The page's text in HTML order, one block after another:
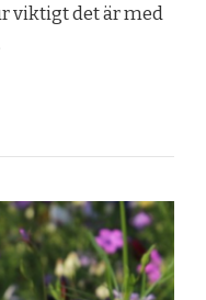
viktigt det är med